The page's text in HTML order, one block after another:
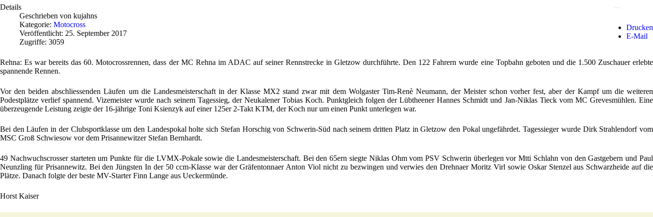
Drucken
E-Mail
Details
Geschrieben von kujahns
Kategorie: Motocross
Veröffentlicht: 25. September 2017
Zugriffe: 3059
Rehna: Es war bereits das 60. Motocrossrennen, dass der MC Rehna im ADAC auf seiner Rennstrecke in Gletzow durchführte. Den 122 Fahrern wurde eine Topbahn geboten und die 1.500 Zuschauer erlebte
spannende Rennen.
Vor den beiden abschliessenden Läufen um die Landesmeisterschaft in der Klasse MX2 stand zwar mit dem Wolgaster Tim-Renè Neumann, der Meister schon vorher fest, aber der Kampf um die weiteren
Podestplätze verlief spannend. Vizemeister wurde nach seinem Tagessieg, der Neukalener Tobias Koch. Punktgleich folgen der Lübtheener Hannes Schmidt und Jan-Niklas Tieck vom MC Grevesmühlen. Eine
überzeugende Leistung zeigte der 16-jährige Toni Ksienzyk auf einer 125er 2-Takt KTM, der Koch nur um einen Punkt unterlegen war.
Bei den Läufen in der Clubsportklasse um den Landespokal holte sich Stefan Horschig von Schwerin-Süd nach seinem dritten Platz in Gletzow den Pokal ungefährdet. Tagessieger wurde Dirk Strahlendorf vom
MSC Groß Schwiesow vor dem Prisannewitzer Stefan Bernhardt.
49 Nachwuchscrosser starteten um Punkte für die LVMX-Pokale sowie die Landesmeisterschaft. Bei den 65ern siegte Niklas Ohm vom PSV Schwerin überlegen vor Mtti Schlahn von den Gastgebern und Paul
Neunzling für Prisannewitz. Bei den Jüngsten In der 50 ccm-Klasse war der Gräfentonnaer Anton Viol nicht zu bezwingen und verwies den Drehnaer Moritz Virl sowie Oskar Stenzel aus Schwarzheide auf die
Plätze. Danach folgte der beste MV-Starter Finn Lange aus Ueckermünde.
Horst Kaiser